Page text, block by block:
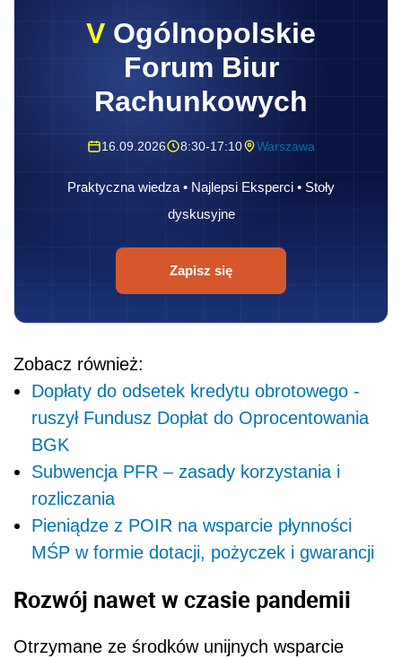
V Ogólnopolskie
Forum Biur
Rachunkowych
16.09.2026 8:30-17:10 Warszawa
Praktyczna wiedza • Najlepsi Eksperci • Stoły
dyskusyjne
Zapisz się
Zobacz również:
Dopłaty do odsetek kredytu obrotowego -
ruszył Fundusz Dopłat do Oprocentowania
BGK
Subwencja PFR – zasady korzystania i
rozliczania
Pieniądze z POIR na wsparcie płynności
MŚP w formie dotacji, pożyczek i gwarancji
Rozwój nawet w czasie pandemii
Otrzymane ze środków unijnych wsparcie